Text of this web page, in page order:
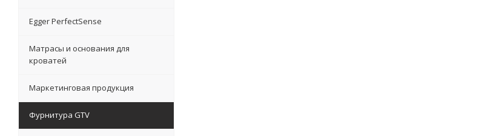
Egger PerfectSense
Матрасы и основания для
кроватей
Маркетинговая продукция
Фурнитура GTV